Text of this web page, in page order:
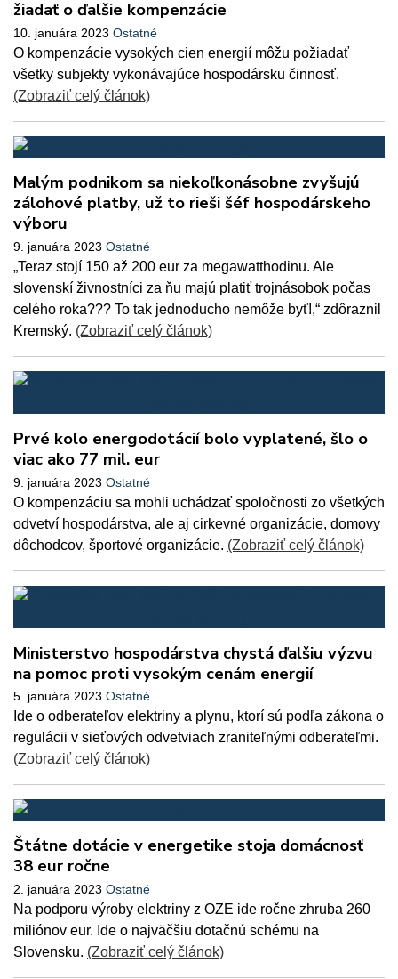
žiadať o ďalšie kompenzácie
10. januára 2023 Ostatné
O kompenzácie vysokých cien energií môžu požiadať
všetky subjekty vykonávajúce hospodársku činnosť.
(Zobraziť celý článok)
Malým podnikom sa niekoľkonásobne zvyšujú
zálohové platby, už to rieši šéf hospodárskeho
výboru
9. januára 2023 Ostatné
„Teraz stojí 150 až 200 eur za megawatthodinu. Ale
slovenskí živnostníci za ňu majú platiť trojnásobok počas
celého roka??? To tak jednoducho nemôže byť!,“ zdôraznil
Kremský. (Zobraziť celý článok)
Prvé kolo energodotácií bolo vyplatené, šlo o
viac ako 77 mil. eur
9. januára 2023 Ostatné
O kompenzáciu sa mohli uchádzať spoločnosti zo všetkých
odvetví hospodárstva, ale aj cirkevné organizácie, domovy
dôchodcov, športové organizácie. (Zobraziť celý článok)
Ministerstvo hospodárstva chystá ďalšiu výzvu
na pomoc proti vysokým cenám energií
5. januára 2023 Ostatné
Ide o odberateľov elektriny a plynu, ktorí sú podľa zákona o
regulácii v sieťových odvetviach zraniteľnými odberateľmi.
(Zobraziť celý článok)
Štátne dotácie v energetike stoja domácnosť
38 eur ročne
2. januára 2023 Ostatné
Na podporu výroby elektriny z OZE ide ročne zhruba 260
miliónov eur. Ide o najväčšiu dotačnú schému na
Slovensku. (Zobraziť celý článok)